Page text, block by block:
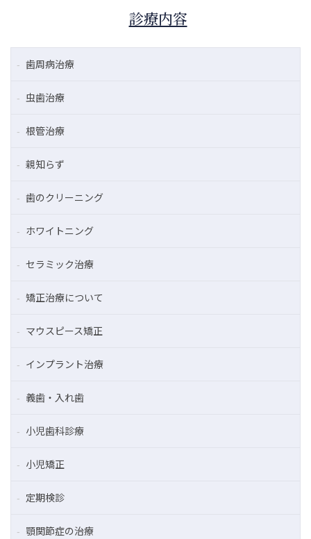
診療内容
歯周病治療
虫歯治療
根管治療
親知らず
歯のクリーニング
ホワイトニング
セラミック治療
矯正治療について
マウスピース矯正
インプラント治療
義歯・入れ歯
小児歯科診療
小児矯正
定期検診
顎関節症の治療